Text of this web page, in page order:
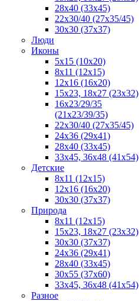
28x40 (33x45)
22х30/40 (27х35/45)
30x30 (37x37)
Люди
Иконы
5x15 (10х20)
8x11 (12х15)
12x16 (16х20)
15x23, 18х27 (23х32)
16х23/29/35
(21х23/39/35)
22x30/40 (27x35/45)
24х36 (29х41)
28х40 (33х45)
33х45, 36х48 (41х54)
Детские
8x11 (12x15)
12x16 (16x20)
30x30 (37x37)
Природа
8x11 (12x15)
15x23, 18х27 (23х32)
30х30 (37х37)
24х36 (29х41)
28x40 (33x45)
30x55 (37x60)
33х45, 36х48 (41х54)
Разное